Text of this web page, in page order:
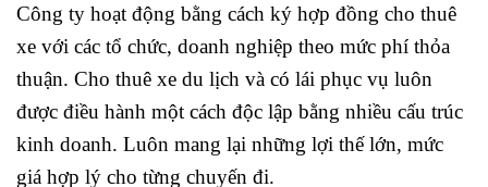
Công ty hoạt động bằng cách ký hợp đồng cho thuê
xe với các tổ chức, doanh nghiệp theo mức phí thỏa
thuận. Cho thuê xe du lịch và có lái phục vụ luôn
được điều hành một cách độc lập bằng nhiều cấu trúc
kinh doanh. Luôn mang lại những lợi thế lớn, mức
giá hợp lý cho từng chuyến đi.